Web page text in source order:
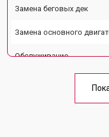
Замена беговых дек
Замена основного
Обслуживание
Замена блока питания